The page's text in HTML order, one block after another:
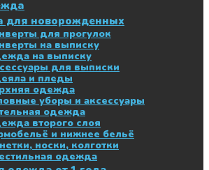
для новорожденных
для прогулок
на выписку
на выписку
для выписки
и пледы
одежда
уборы и аксессуары
одежда
второго слоя
и нижнее бельё
носки, колготки
одежда